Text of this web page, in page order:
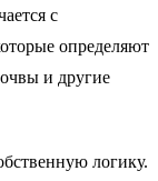
с
определяют
и другие
логику.